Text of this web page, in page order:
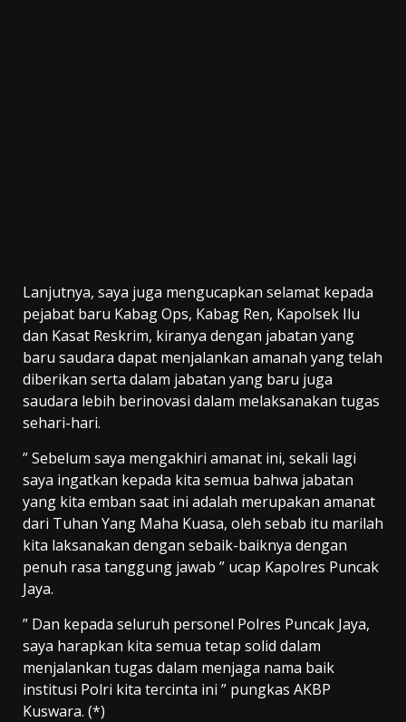
Lanjutnya, saya juga mengucapkan selamat kepada
pejabat baru Kabag Ops, Kabag Ren, Kapolsek Ilu
dan Kasat Reskrim, kiranya dengan jabatan yang
baru saudara dapat menjalankan amanah yang telah
diberikan serta dalam jabatan yang baru juga
saudara lebih berinovasi dalam melaksanakan tugas
sehari-hari.
” Sebelum saya mengakhiri amanat ini, sekali lagi
saya ingatkan kepada kita semua bahwa jabatan
yang kita emban saat ini adalah merupakan amanat
dari Tuhan Yang Maha Kuasa, oleh sebab itu marilah
kita laksanakan dengan sebaik-baiknya dengan
penuh rasa tanggung jawab ” ucap Kapolres Puncak
Jaya.
” Dan kepada seluruh personel Polres Puncak Jaya,
saya harapkan kita semua tetap solid dalam
menjalankan tugas dalam menjaga nama baik
institusi Polri kita tercinta ini ” pungkas AKBP
Kuswara. (*)